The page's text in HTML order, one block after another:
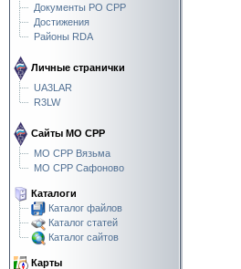
Документы РО СРР
Достижения
Районы RDA
Личные странички
UA3LAR
R3LW
Сайты МО СРР
МО СРР Вязьма
МО СРР Сафоново
Каталоги
Каталог файлов
Каталог статей
Каталог сайтов
Карты